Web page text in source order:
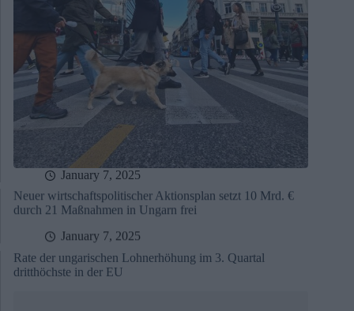
January 7, 2025
Neuer wirtschaftspolitischer Aktionsplan setzt 10 Mrd. €
durch 21 Maßnahmen in Ungarn frei
January 7, 2025
Rate der ungarischen Lohnerhöhung im 3. Quartal
dritthöchste in der EU